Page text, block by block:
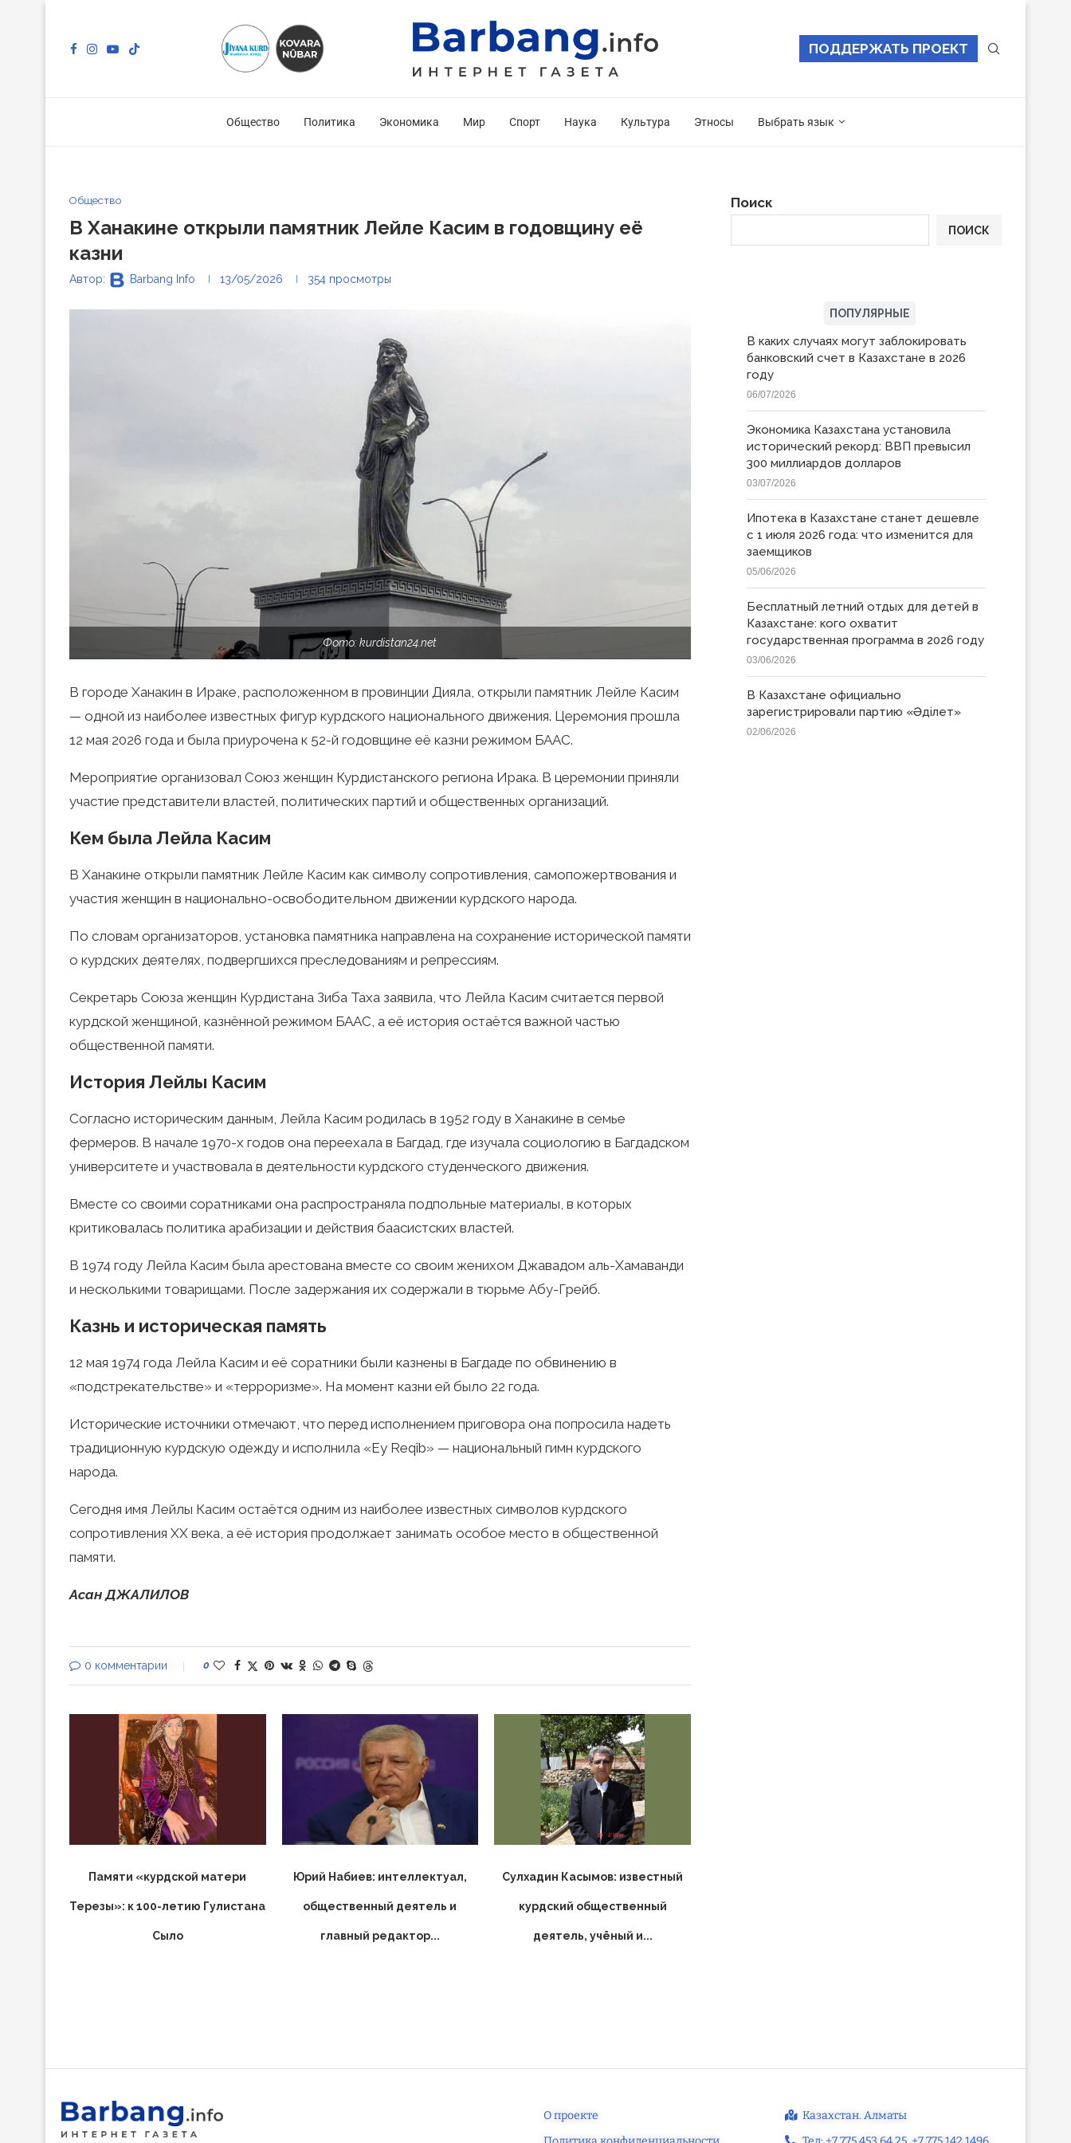
ПОДДЕРЖАТЬ ПРОЕКТ
Общество Политика Экономика Мир Спорт Наука Культура Этносы Выбрать язык
Общество
В Ханакине открыли памятник Лейле Касим в годовщину её
казни
Автор: Barbang Info 13/05/2026 354 просмотры
Фото: kurdistan24.net
В городе Ханакин в Ираке, расположенном в провинции Дияла, открыли памятник Лейле Касим
— одной из наиболее известных фигур курдского национального движения. Церемония прошла
12 мая 2026 года и была приурочена к 52-й годовщине её казни режимом БААС.
Мероприятие организовал Союз женщин Курдистанского региона Ирака. В церемонии приняли
участие представители властей, политических партий и общественных организаций.
Кем была Лейла Касим
В Ханакине открыли памятник Лейле Касим как символу сопротивления, самопожертвования и
участия женщин в национально-освободительном движении курдского народа.
По словам организаторов, установка памятника направлена на сохранение исторической памяти
о курдских деятелях, подвергшихся преследованиям и репрессиям.
Секретарь Союза женщин Курдистана Зиба Таха заявила, что Лейла Касим считается первой
курдской женщиной, казнённой режимом БААС, а её история остаётся важной частью
общественной памяти.
История Лейлы Касим
Согласно историческим данным, Лейла Касим родилась в 1952 году в Ханакине в семье
фермеров. В начале 1970-х годов она переехала в Багдад, где изучала социологию в Багдадском
университете и участвовала в деятельности курдского студенческого движения.
Вместе со своими соратниками она распространяла подпольные материалы, в которых
критиковалась политика арабизации и действия баасистских властей.
В 1974 году Лейла Касим была арестована вместе со своим женихом Джавадом аль-Хамаванди
и несколькими товарищами. После задержания их содержали в тюрьме Абу-Грейб.
Казнь и историческая память
12 мая 1974 года Лейла Касим и её соратники были казнены в Багдаде по обвинению в
«подстрекательстве» и «терроризме». На момент казни ей было 22 года.
Исторические источники отмечают, что перед исполнением приговора она попросила надеть
традиционную курдскую одежду и исполнила «Ey Reqîb» — национальный гимн курдского
народа.
Сегодня имя Лейлы Касим остаётся одним из наиболее известных символов курдского
сопротивления XX века, а её история продолжает занимать особое место в общественной
памяти.
Асан ДЖАЛИЛОВ
0 комментарии 0
Памяти «курдской матери
Терезы»: к 100-летию Гулистана
Сыло
Юрий Набиев: интеллектуал,
общественный деятель и
главный редактор...
Сулхадин Касымов: известный
курдский общественный
деятель, учёный и...
Поиск
ПОИСК
ПОПУЛЯРНЫЕ
В каких случаях могут заблокировать
банковский счет в Казахстане в 2026
году
06/07/2026
Экономика Казахстана установила
исторический рекорд: ВВП превысил
300 миллиардов долларов
03/07/2026
Ипотека в Казахстане станет дешевле
с 1 июля 2026 года: что изменится для
заемщиков
05/06/2026
Бесплатный летний отдых для детей в
Казахстане: кого охватит
государственная программа в 2026 году
03/06/2026
В Казахстане официально
зарегистрировали партию «Əділет»
02/06/2026
О проекте
Казахстан. Алматы